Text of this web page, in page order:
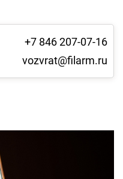
+7 846 207-07-16
vozvrat@filarm.ru